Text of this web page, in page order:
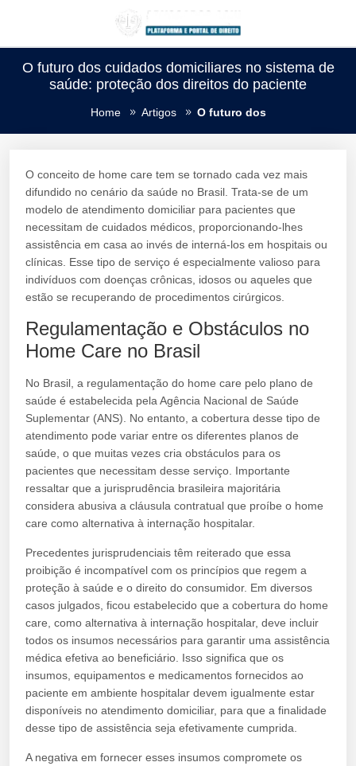
O futuro dos cuidados domiciliares no sistema de
saúde: proteção dos direitos do paciente
Home Artigos O futuro dos
O conceito de home care tem se tornado cada vez mais
difundido no cenário da saúde no Brasil. Trata-se de um
modelo de atendimento domiciliar para pacientes que
necessitam de cuidados médicos, proporcionando-lhes
assistência em casa ao invés de interná-los em hospitais ou
clínicas. Esse tipo de serviço é especialmente valioso para
indivíduos com doenças crônicas, idosos ou aqueles que
estão se recuperando de procedimentos cirúrgicos.
Regulamentação e Obstáculos no
Home Care no Brasil
No Brasil, a regulamentação do home care pelo plano de
saúde é estabelecida pela Agência Nacional de Saúde
Suplementar (ANS). No entanto, a cobertura desse tipo de
atendimento pode variar entre os diferentes planos de
saúde, o que muitas vezes cria obstáculos para os
pacientes que necessitam desse serviço. Importante
ressaltar que a jurisprudência brasileira majoritária
considera abusiva a cláusula contratual que proíbe o home
care como alternativa à internação hospitalar.
Precedentes jurisprudenciais têm reiterado que essa
proibição é incompatível com os princípios que regem a
proteção à saúde e o direito do consumidor. Em diversos
casos julgados, ficou estabelecido que a cobertura do home
care, como alternativa à internação hospitalar, deve incluir
todos os insumos necessários para garantir uma assistência
médica efetiva ao beneficiário. Isso significa que os
insumos, equipamentos e medicamentos fornecidos ao
paciente em ambiente hospitalar devem igualmente estar
disponíveis no atendimento domiciliar, para que a finalidade
desse tipo de assistência seja efetivamente cumprida.
A negativa em fornecer esses insumos compromete os